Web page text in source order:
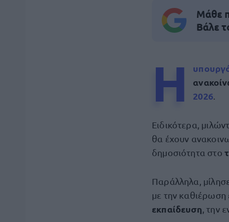
Μάθε
Βάλε
Η
2026.
Ειδικότερα,
θα έχουν
δημοσιότητα στο
Παράλληλα,
με την καθιέρωση
εκπαίδευση , την